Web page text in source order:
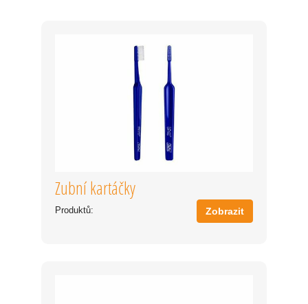
Zubní kartáčky
Produktů: Zobrazit